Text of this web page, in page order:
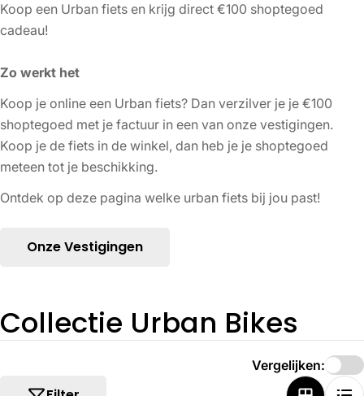
Koop een Urban fiets en krijg direct €100 shoptegoed
cadeau!
Zo werkt het
Koop je online een Urban fiets? Dan verzilver je je €100
shoptegoed met je factuur in een van onze vestigingen.
Koop je de fiets in de winkel, dan heb je je shoptegoed
meteen tot je beschikking.
Ontdek op deze pagina welke urban fiets bij jou past!
Onze Vestigingen
V
Collectie Urban Bikes
Vergelijken: